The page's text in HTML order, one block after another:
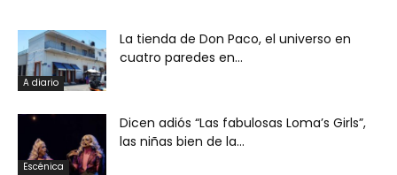
A diario
La tienda de Don Paco, el universo en
cuatro paredes en...
Escénica
Dicen adiós “Las fabulosas Loma’s Girls”,
las niñas bien de la...